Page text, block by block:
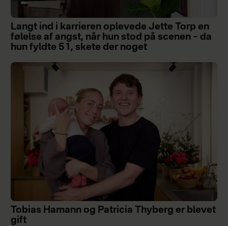
Langt ind i karrieren oplevede Jette Torp en
følelse af angst, når hun stod på scenen – da
hun fyldte 51, skete der noget
Tobias Hamann og Patricia Thyberg er blevet
gift